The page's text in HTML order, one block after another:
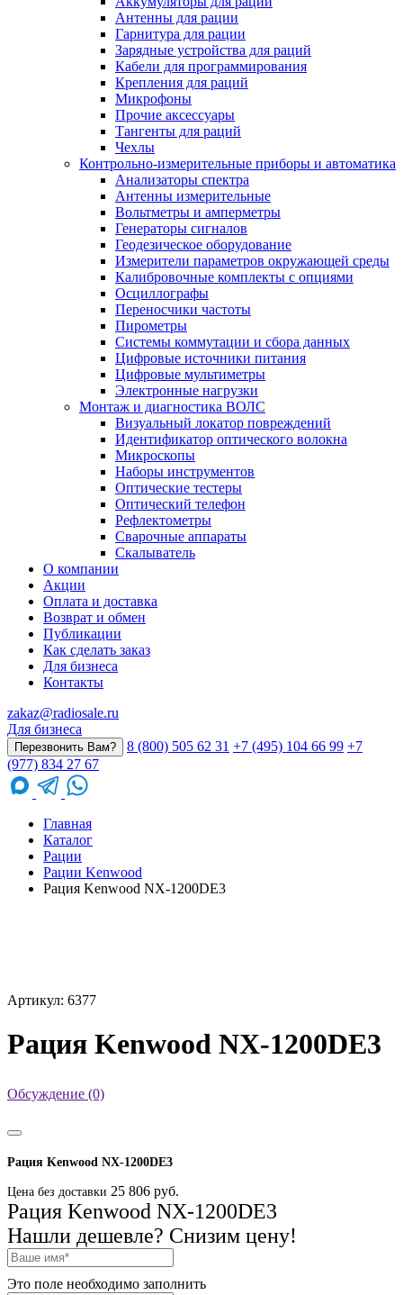
Антенны для рации
Гарнитура для рации
Зарядные устройства для раций
Кабели для программирования
Крепления для раций
Микрофоны
Прочие аксессуары
Тангенты для раций
Чехлы
Контрольно-измерительные приборы и автоматика
Анализаторы спектра
Антенны измерительные
Вольтметры и амперметры
Генераторы сигналов
Геодезическое оборудование
Измерители параметров окружающей среды
Калибровочные комплекты с опциями
Осциллографы
Переносчики частоты
Пирометры
Системы коммутации и сбора данных
Цифровые источники питания
Цифровые мультиметры
Электронные нагрузки
Монтаж и диагностика ВОЛС
Визуальный локатор повреждений
Идентификатор оптического волокна
Микроскопы
Наборы инструментов
Оптические тестеры
Оптический телефон
Рефлектометры
Сварочные аппараты
Скалыватель
О компании
Акции
Оплата и доставка
Возврат и обмен
Публикации
Как сделать заказ
Для бизнеса
Контакты
zakaz@radiosale.ru
Для бизнеса
Перезвонить Вам? 8 (800) 505 62 31 +7 (495) 104 66 99 +7
(977) 834 27 67
Главная
Каталог
Рации
Рации Kenwood
Рация Kenwood NX-1200DE3
Артикул: 6377
Рация Kenwood NX-1200DE3
Обсуждение (0)
Рация Kenwood NX-1200DE3
Цена без доставки 25 806 руб.
Рация Kenwood NX-1200DE3
Нашли дешевле? Снизим цену!
Это поле необходимо заполнить